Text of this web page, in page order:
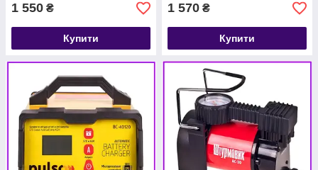
1 550 ₴
Купити
1 570 ₴
Купити